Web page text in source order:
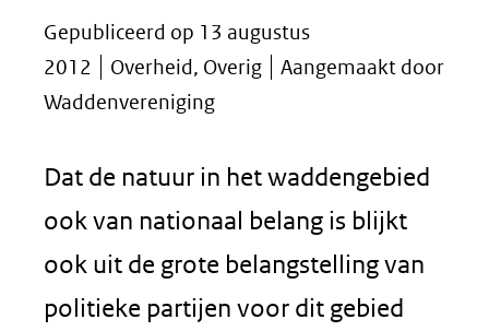
Gepubliceerd op 13 augustus
2012
Overheid, Overig
Aangemaakt door
Waddenvereniging
Dat de natuur in het waddengebied
ook van nationaal belang is blijkt
ook uit de grote belangstelling van
politieke partijen voor dit gebied